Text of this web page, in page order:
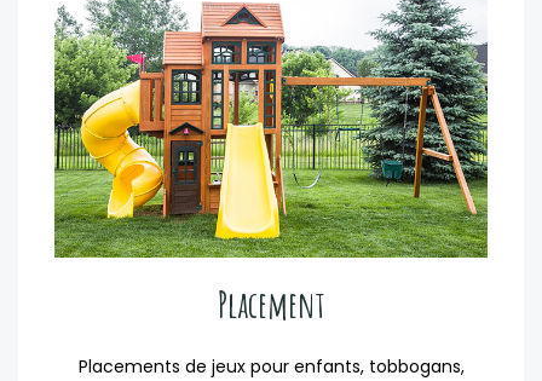
Placement
Placements de jeux pour enfants, tobbogans,